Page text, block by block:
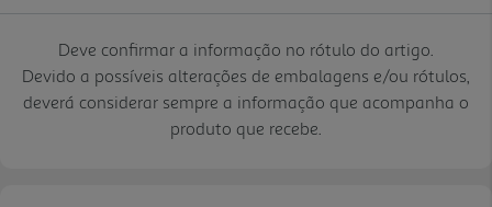
Deve confirmar a informação no rótulo do artigo.
Devido a possíveis alterações de embalagens e/ou rótulos,
deverá considerar sempre a informação que acompanha o
produto que recebe.